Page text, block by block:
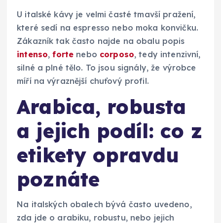
U italské kávy je velmi časté tmavší pražení,
které sedí na espresso nebo moka konvičku.
Zákazník tak často najde na obalu popis
intenso,forte nebo corposo, tedy intenzivní,
silné a plné tělo. To jsou signály, že výrobce
míří na výraznější chuťový profil.
Arabica, robusta
a jejich podíl: co z
etikety opravdu
poznáte
Na italských obalech bývá často uvedeno,
zda jde o arabiku, robustu, nebo jejich